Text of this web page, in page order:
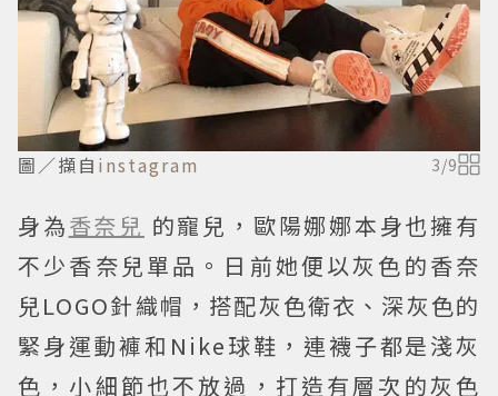
圖／擷自 instagram 3/9
身為香奈兒 的寵兒，歐陽娜娜本身也擁有
不少香奈兒單品。日前她便以灰色的香奈
兒LOGO針織帽，搭配灰色衛衣、深灰色的
緊身運動褲和Nike球鞋，連襪子都是淺灰
色，小細節也不放過，打造有層次的灰色